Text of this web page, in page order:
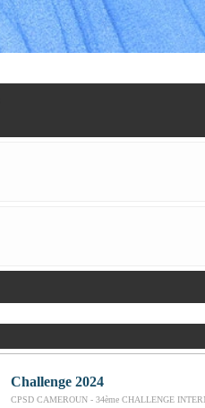
Challenge 2024
CPSD CAMEROUN - 34ème CHALLENGE